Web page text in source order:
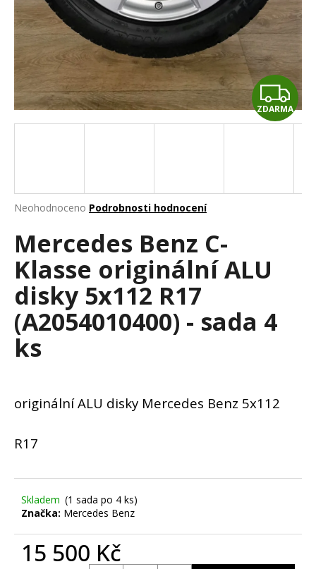
Průměrné
produktu
je
0,0
hvězdiček.
Neohodnoceno Podrobnosti hodnocení
Mercedes Benz C-
Klasse originální ALU
disky 5x112 R17
(A2054010400) - sada 4
ks
originální ALU disky Mercedes Benz 5x112
R17
Skladem (1 sada po 4 ks)
Značka: Mercedes Benz
15 500 Kč
Z
D
ZDARMA
a
j
í
t
?
o
p
r
u
č
u
BMW
X5
ORIGINÁLNÍ
ALU
DISK
M-
PERFORMANCE